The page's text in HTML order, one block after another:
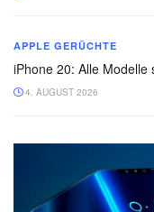
APPLE GERÜCHTE
iPhone 20: Alle
4. AUGUST 2026